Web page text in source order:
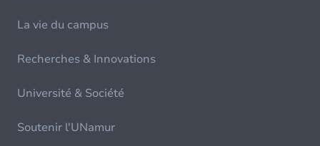
La vie du campus
Recherches & Innovations
Université & Société
Soutenir l'UNamur